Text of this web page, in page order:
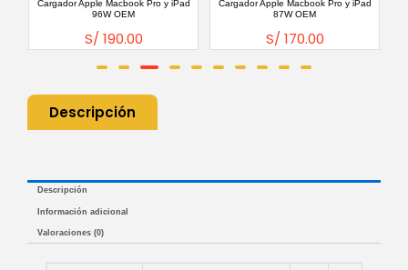
Cargador Apple Macbook Pro y iPad
96W OEM
S/ 190.00
Cargador Apple Macbook Pro y iPad
87W OEM
S/ 170.00
Descripción
Descripción
Información adicional
Valoraciones (0)